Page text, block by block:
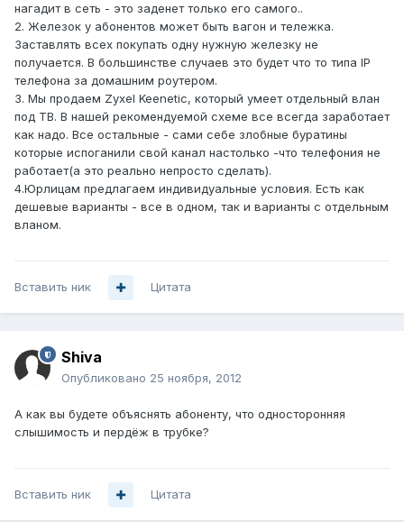
нагадит в сеть - это заденет только его самого..
2. Железок у абонентов может быть вагон и тележка.
Заставлять всех покупать одну нужную железку не
получается. В большинстве случаев это будет что то типа IP
телефона за домашним роутером.
3. Мы продаем Zyxel Keenetic, который умеет отдельный влан
под ТВ. В нашей рекомендуемой схеме все всегда заработает
как надо. Все остальные - сами себе злобные буратины
которые испоганили свой канал настолько -что телефония не
работает(а это реально непросто сделать).
4.Юрлицам предлагаем индивидуальные условия. Есть как
дешевые варианты - все в одном, так и варианты с отдельным
вланом.
Вставить ник Цитата
Shiva
Опубликовано 25 ноября, 2012
А как вы будете объяснять абоненту, что односторонняя
слышимость и пердёж в трубке?
Вставить ник Цитата